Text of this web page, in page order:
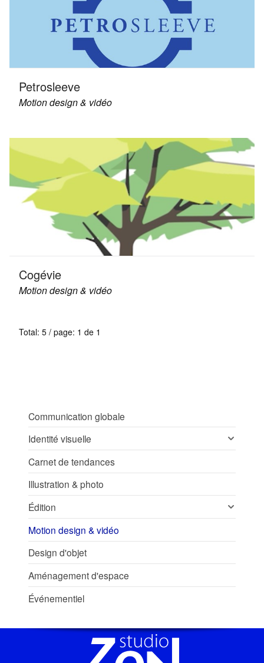
Petrosleeve
Motion design & vidéo
Cogévie
Motion design & vidéo
Total: 5 / page: 1 de 1
Communication globale
Identité visuelle
Carnet de tendances
Illustration & photo
Édition
Motion design & vidéo
Design d'objet
Aménagement d'espace
Événementiel